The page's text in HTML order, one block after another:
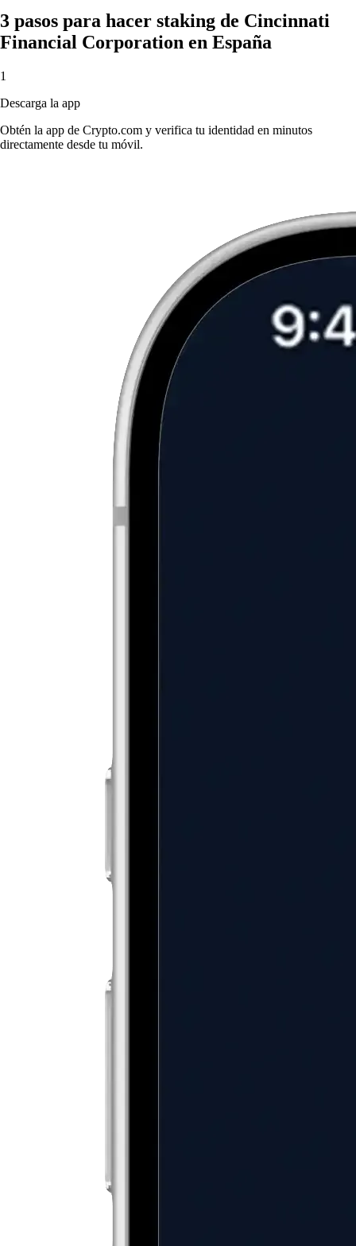
3 pasos para hacer staking de Cincinnati
Financial Corporation en España
1
Descarga la app
Obtén la app de Crypto.com y verifica tu identidad en minutos
directamente desde tu móvil.